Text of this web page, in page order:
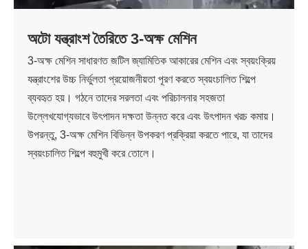
অটো যন্ত্রাংশ তৈরিতে 3-অক্ষ মেশিন
3-অক্ষ মেশিন সাধারণত জটিল জ্যামিতিক আকারের মেশিন এবং স্বয়ংক্রিয়
যন্ত্রাংশের উচ্চ নির্ভুলতা প্রয়োজনীয়তা পূরণ করতে স্বয়ংচালিত শিল্পে
ব্যবহৃত হয়। গঠনে তাদের সরলতা এবং পরিচালনার সহজতা
উল্লেখযোগ্যভাবে উৎপাদন দক্ষতা উন্নত করে এবং উৎপাদন খরচ কমায়।
উপরন্তু, 3-অক্ষ মেশিন বিভিন্ন উপকরণ প্রক্রিয়া করতে পারে, যা তাদের
স্বয়ংচালিত শিল্পে বহুমুখী করে তোলে।